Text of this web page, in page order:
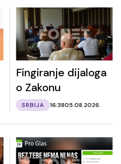
Fingiranje dijaloga
o Zakonu
SRBIJA 16:3805.08.2026.